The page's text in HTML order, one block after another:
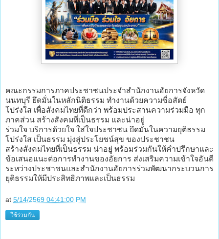
คณะกรรมการภาคประชาชนประจำสำนักงานอัยการจังหวัด
นนทบุรี ยึดมั่นในหลักนิติธรรม ทํางานด้วยความซื่อสัตย์
โปร่งใส เพื่อสังคมไทยที่ดีกว่า พร้อมประสานความร่วมมือ ทุก
ภาคส่วน สร้างสังคมที่เป็นธรรม และน่าอยู่
ร่วมใจ บริการด้วยใจ ใส่ใจประชาชน ยึดมั่นในความยุติธรรม
โปร่งใส เป็นธรรม มุ่งสู่ประโยชน์สุข ของประชาชน
สร้างสังคมไทยที่เป็นธรรม น่าอยู่ พร้อมร่วมกันให้คำปรึกษาและ
ข้อเสนอแนะต่อการทํางานของอัยการ ส่งเสริมความเข้าใจอันดี
ระหว่างประชาชนและสำนักงานอัยการร่วมพัฒนากระบวนการ
ยุติธรรมให้มีประสิทธิภาพและเป็นธรรม
at 5/14/2569 04:41:00 PM
ใช้ร่วมกัน